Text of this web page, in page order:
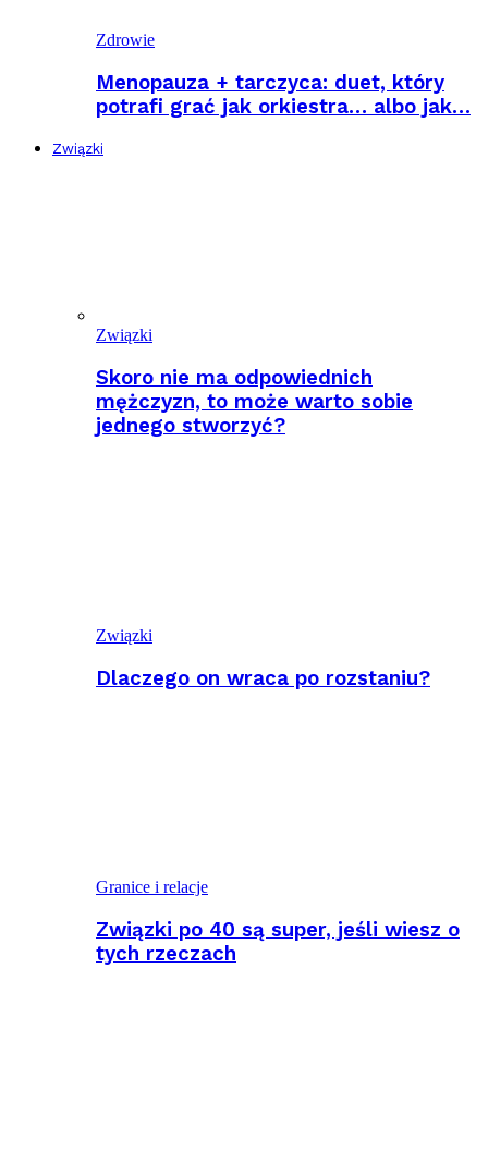
Zdrowie
Menopauza + tarczyca: duet, który
potrafi grać jak orkiestra… albo jak…
Związki
Związki
Skoro nie ma odpowiednich
mężczyzn, to może warto sobie
jednego stworzyć?
Związki
Dlaczego on wraca po rozstaniu?
Granice i relacje
Związki po 40 są super, jeśli wiesz o
tych rzeczach